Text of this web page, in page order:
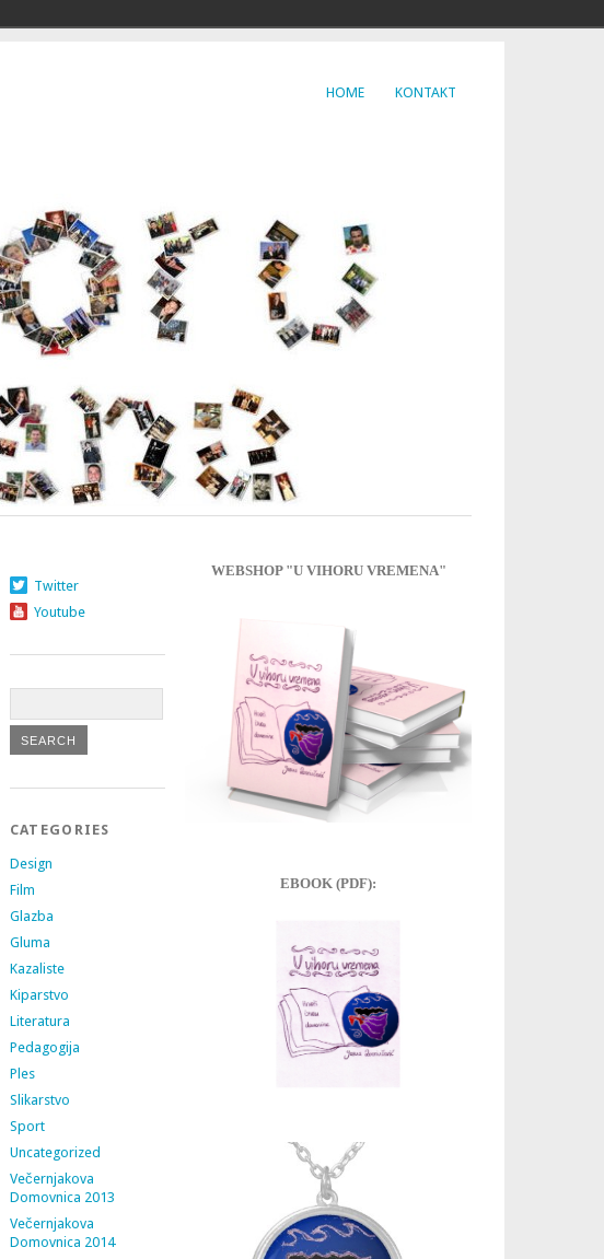
HOME KONTAKT
Twitter
Youtube
CATEGORIES
Design
Film
Glazba
Gluma
Kazaliste
Kiparstvo
Literatura
Pedagogija
Ples
Slikarstvo
Sport
Uncategorized
Večernjakova
Domovnica 2013
Večernjakova
Domovnica 2014
WEBSHOP "U VIHORU VREMENA"
EBOOK (PDF):